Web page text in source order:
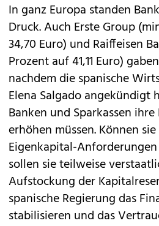
In ganz Europa standen
Druck. Auch Erste Group
34,70 Euro) und Raiffeisen
Prozent auf 41,11 Euro)
nachdem die spanische
Elena Salgado angekündigt
Banken und Sparkassen
erhöhen müssen. Können
Eigenkapital-
sollen sie teilweise
Aufstockung der
spanische Regierung das
stabilisieren und das